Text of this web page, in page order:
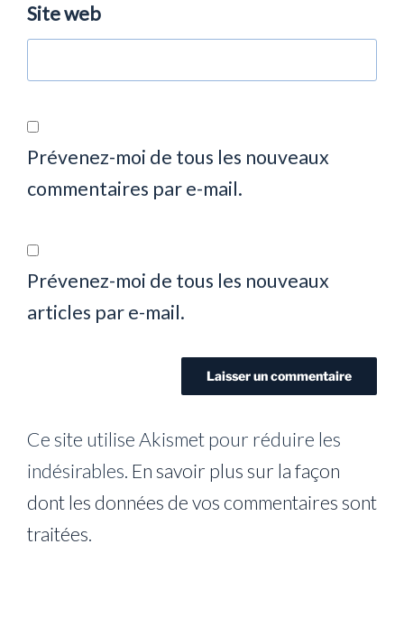
Site web
Prévenez-moi de tous les nouveaux
commentaires par e-mail.
Prévenez-moi de tous les nouveaux
articles par e-mail.
Ce site utilise Akismet pour réduire les
indésirables. En savoir plus sur la façon
dont les données de vos commentaires sont
traitées.